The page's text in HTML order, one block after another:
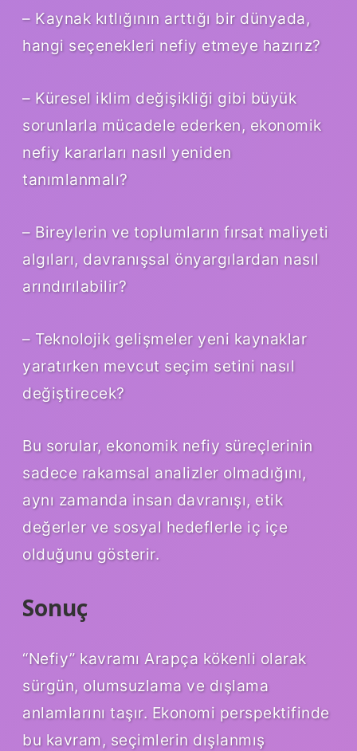
– Kaynak kıtlığının arttığı bir dünyada,
hangi seçenekleri nefiy etmeye hazırız?
– Küresel iklim değişikliği gibi büyük
sorunlarla mücadele ederken, ekonomik
nefiy kararları nasıl yeniden
tanımlanmalı?
– Bireylerin ve toplumların fırsat maliyeti
algıları, davranışsal önyargılardan nasıl
arındırılabilir?
– Teknolojik gelişmeler yeni kaynaklar
yaratırken mevcut seçim setini nasıl
değiştirecek?
Bu sorular, ekonomik nefiy süreçlerinin
sadece rakamsal analizler olmadığını,
aynı zamanda insan davranışı, etik
değerler ve sosyal hedeflerle iç içe
olduğunu gösterir.
Sonuç
“Nefiy” kavramı Arapça kökenli olarak
sürgün, olumsuzlama ve dışlama
anlamlarını taşır. Ekonomi perspektifinde
bu kavram, seçimlerin dışlanmış